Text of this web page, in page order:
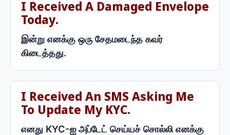
I Received A Damaged Envelope
Today.
இன்று எனக்கு ஒரு சேதமடைந்த கவர்
கிடைத்தது.
I Received An SMS Asking Me
To Update My KYC.
எனது KYC-ஐ அப்டேட் செய்யச் சொல்லி எனக்கு